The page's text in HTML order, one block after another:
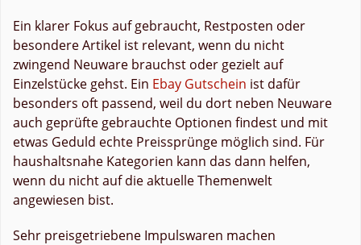
Ein klarer Fokus auf gebraucht, Restposten oder
besondere Artikel ist relevant, wenn du nicht
zwingend Neuware brauchst oder gezielt auf
Einzelstücke gehst. Ein Ebay Gutschein ist dafür
besonders oft passend, weil du dort neben Neuware
auch geprüfte gebrauchte Optionen findest und mit
etwas Geduld echte Preissprünge möglich sind. Für
haushaltsnahe Kategorien kann das dann helfen,
wenn du nicht auf die aktuelle Themenwelt
angewiesen bist.
Sehr preisgetriebene Impulswaren machen